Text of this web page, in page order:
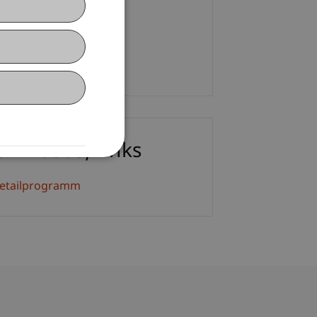
265 11 62
Links